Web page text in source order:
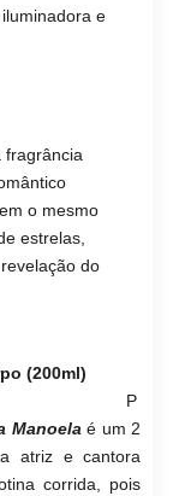
e
fragrância
o mesmo
estrelas,
do
(200ml)
P
Manoela é um 2
atriz e cantora
corrida, pois